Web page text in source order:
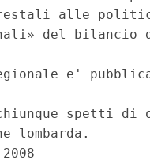
alle
del
e'
spetti di
lombarda.